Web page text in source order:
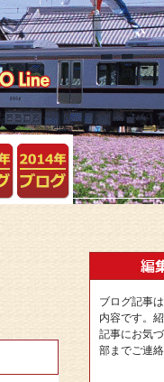
ブログ記事
内容です。
記事にお気
部までご連絡